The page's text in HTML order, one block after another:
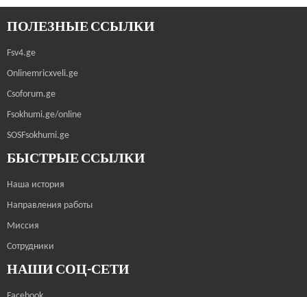
ПОЛЕЗНЫЕ ССЫЛКИ
Fsv4.ge
Onlinemricxveli.ge
Csoforum.ge
Fsokhumi.ge/online
SOSFsokhumi.ge
БЫСТРЫЕ ССЫЛКИ
Наша история
Направления работы
Миссия
Сотрудники
НАШИ СОЦ-СЕТИ